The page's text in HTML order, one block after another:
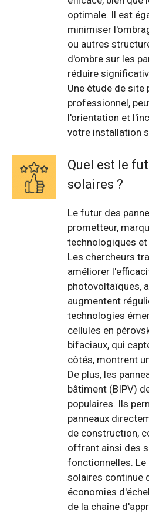
optimale. Il est
minimiser
ou autres
d'ombre sur les
réduire
Une étude de site
professionnel,
l'orientation et
votre installation
Quel est le
solaires ?
Le futur des
prometteur,
technologiques
Les chercheurs
améliorer
photovoltaïques,
augmentent
technologies
cellules en
bifaciaux, qui
côtés, montrent
De plus, les
bâtiment (BIPV)
populaires. Ils
panneaux
de construction,
offrant ainsi des
fonctionnelles. Le
solaires continue
économies
de la chaîne